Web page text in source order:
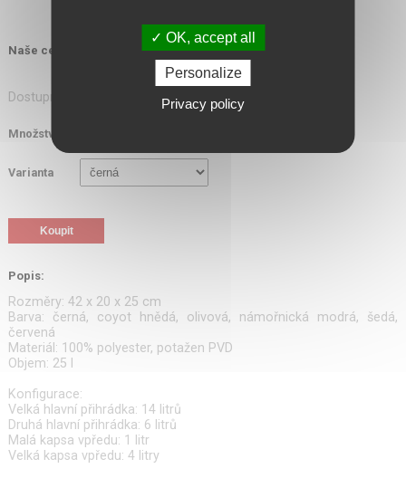
Naše cena s DPH: 1 039,00 Kč
Dostupnost: skladem
Množství
Varianta
Popis:
Rozměry: 42 x 20 x 25 cm
Barva: černá, coyot hnědá, olivová, námořnická modrá, šedá,
červená
Materiál: 100% polyester, potažen PVD
Objem: 25 l
Konfigurace:
Velká hlavní přihrádka: 14 litrů
Druhá hlavní přihrádka: 6 litrů
Malá kapsa vpředu: 1 litr
Velká kapsa vpředu: 4 litry
OK, accept all
Personalize
Privacy policy